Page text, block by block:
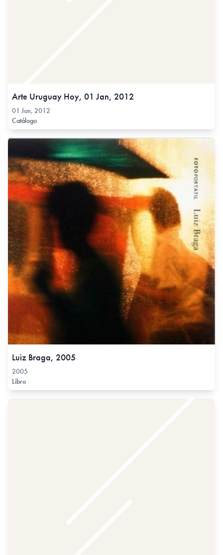
Arte Uruguay Hoy, 01 Jan, 2012
01 Jan, 2012
Catálogo
Luiz Braga, 2005
2005
Libro